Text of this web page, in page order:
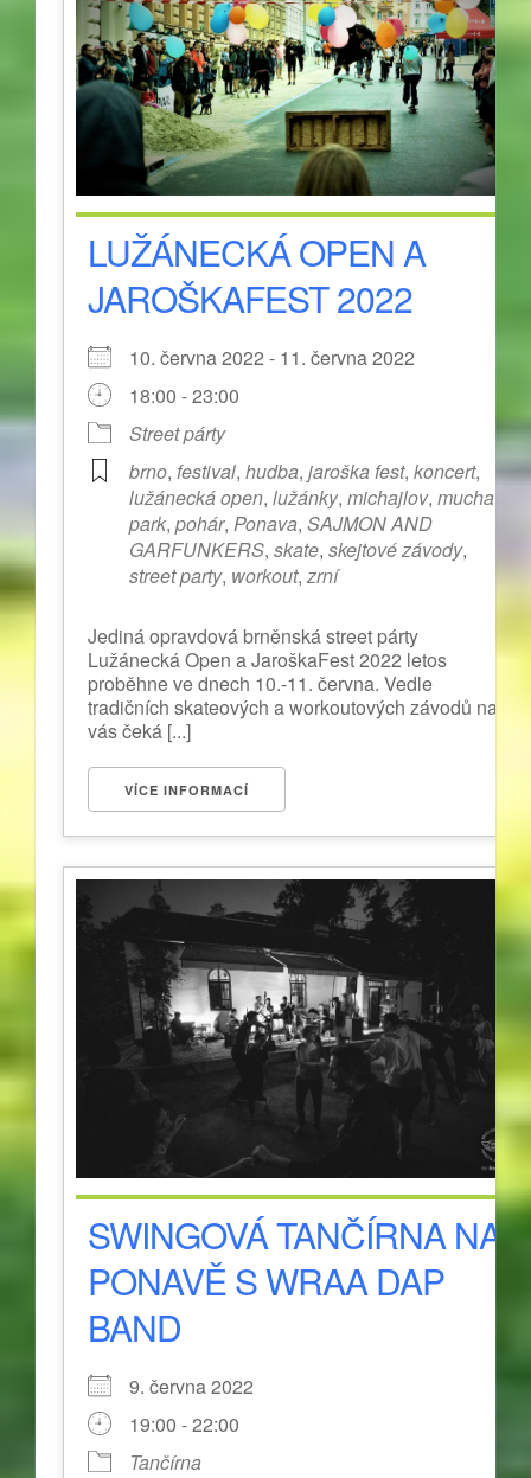
LUŽÁNECKÁ OPEN A
JAROŠKAFEST 2022
10. června 2022 - 11. června 2022
18:00 - 23:00
Street párty
brno,festival,hudba,jaroška fest,koncert,
lužánecká open,lužánky,michajlov,mucha
park,pohár,Ponava,SAJMON AND
GARFUNKERS,skate,skejtové závody,
street party, workout,zrní
Jediná opravdová brněnská street párty
Lužánecká Open a JaroškaFest 2022 letos
proběhne ve dnech 10.-11. června. Vedle
tradičních skateových a workoutových závodů na
vás čeká [...]
VÍCE INFORMACÍ
SWINGOVÁ TANČÍRNA NA
PONAVĚ S WRAA DAP
BAND
9. června 2022
19:00 - 22:00
Tančírna